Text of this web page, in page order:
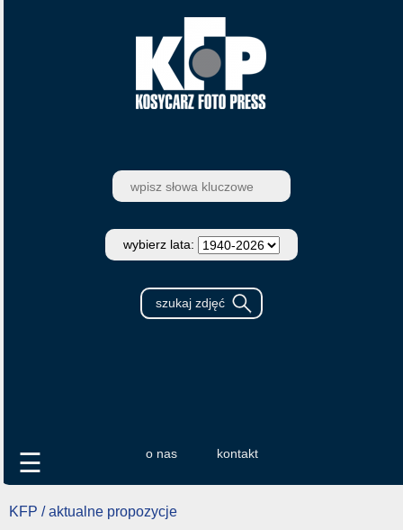
wybierz lata:
o nas kontakt
☰
KFP / aktualne propozycje